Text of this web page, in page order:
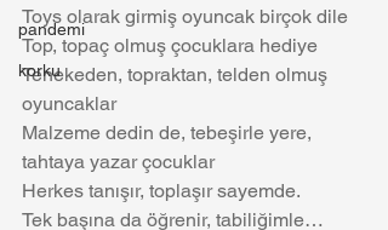
pandemi
korku
Toys olarak girmiş oyuncak birçok dile
Top, topaç olmuş çocuklara hediye
Tenekeden, topraktan, telden olmuş
oyuncaklar
Malzeme dedin de, tebeşirle yere,
tahtaya yazar çocuklar
Herkes tanışır, toplaşır sayemde.
Tek başına da öğrenir, tabiliğimle…